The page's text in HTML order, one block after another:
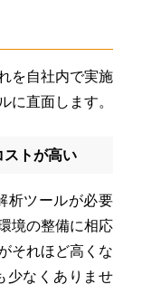
を自社内で実施
に直面します。
ストが高い
析ツールが必要
境の整備に相応
それほど高くな
少なくありませ